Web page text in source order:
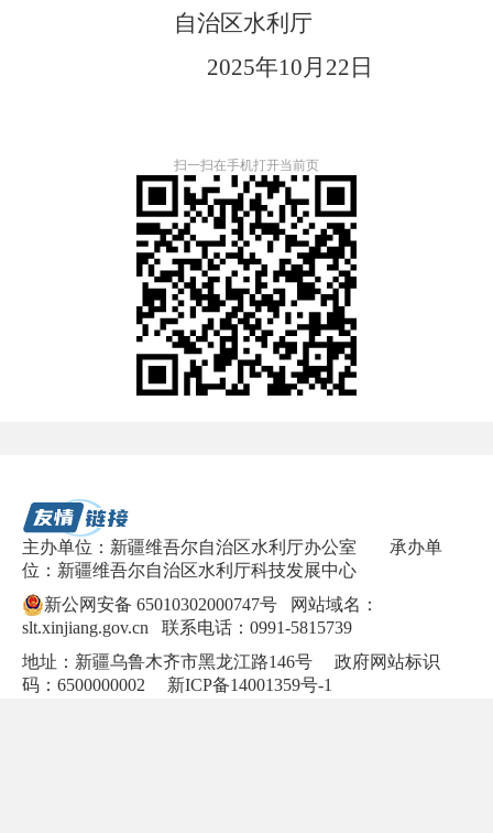
自治区水利厅
2025年10月 22 日
扫一扫在手机打开当前页
主办单位：新疆维吾尔自治区水利厅办公室
承办单
位：新疆维吾尔自治区水利厅科技发展中心
新公网安备 65010302000747号 网站域名：
slt.xinjiang.gov.cn 联系电话：0991-5815739
地址：新疆乌鲁木齐市黑龙江路146号 政府网站标识
码：6500000002
新ICP备14001359号-1